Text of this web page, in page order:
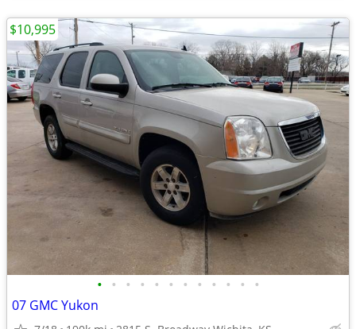
• • • • • • • • • • • •
07 GMC Yukon
$10,995